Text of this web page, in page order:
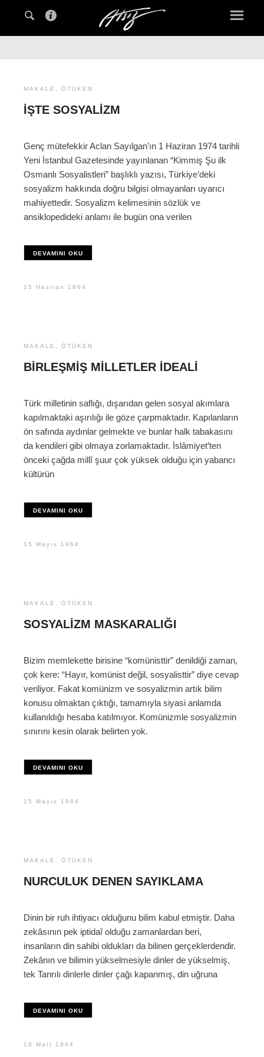
MAKALE , ÖTÜKEN
İŞTE SOSYALIZM
Genç mütefekkir Aclan Sayılgan’ın 1 Haziran 1974 tarihli
Yeni İstanbul Gazetesinde yayınlanan “Kimmiş Şu ilk
Osmanlı Sosyalistleri” başlıklı yazısı, Türkiye’deki
sosyalizm hakkında doğru bilgisi olmayanları uyarıcı
mahiyettedir. Sosyalizm kelimesinin sözlük ve
ansiklopedideki anlamı ile bugün ona verilen
DEVAMINI OKU
15 Haziran 1964
MAKALE , ÖTÜKEN
BIRLEŞMIŞ MILLETLER İDEALI
Türk milletinin saflığı, dışarıdan gelen sosyal akımlara
kapılmaktaki aşırılığı ile göze çarpmaktadır. Kapılanların
ön safında aydınlar gelmekte ve bunlar halk tabakasını
da kendileri gibi olmaya zorlamaktadır. İslâmiyet’ten
önceki çağda millî şuur çok yüksek olduğu için yabancı
kültürün
DEVAMINI OKU
15 Mayıs 1964
MAKALE , ÖTÜKEN
SOSYALIZM MASKARALIĞI
Bizim memlekette birisine “komünisttir” denildiği zaman,
çok kere: “Hayır, komünist değil, sosyalisttir” diye cevap
veriliyor. Fakat komünizm ve sosyalizmin artık bilim
konusu olmaktan çıktığı, tamamıyla siyasi anlamda
kullanıldığı hesaba katılmıyor. Komünizmle sosyalizmin
sınırını kesin olarak belirten yok.
DEVAMINI OKU
15 Mayıs 1964
MAKALE , ÖTÜKEN
NURCULUK DENEN SAYIKLAMA
Dinin bir ruh ihtiyacı olduğunu bilim kabul etmiştir. Daha
zekâsının pek iptidaî olduğu zamanlardan beri,
insanların din sahibi oldukları da bilinen gerçeklerdendir.
Zekânın ve bilimin yükselmesiyle dinler de yükselmiş,
tek Tanrılı dinlerle dinler çağı kapanmış, din uğruna
DEVAMINI OKU
16 Mart 1964